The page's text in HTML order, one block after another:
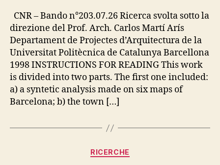
CNR – Bando n°203.07.26 Ricerca svolta sotto la
direzione del Prof. Arch. Carlos Martí Arís
Departament de Projectes d’Arquitectura de la
Universitat Politècnica de Catalunya Barcellona
1998 INSTRUCTIONS FOR READING This work
is divided into two parts. The first one included:
a) a syntetic analysis made on six maps of
Barcelona; b) the town […]
Categorie
RICERCHE